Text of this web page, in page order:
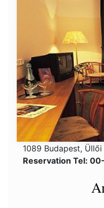
1089 Budapest,
Reservation Tel: